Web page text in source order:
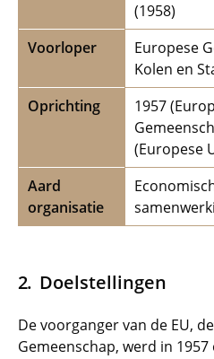
(1958)
Voorloper
Europese
Kolen en
Oprichting
1957
(Europese
Aard
organisatie
Doelstellingen
De voorganger van de EU,
Gemeenschap, werd in